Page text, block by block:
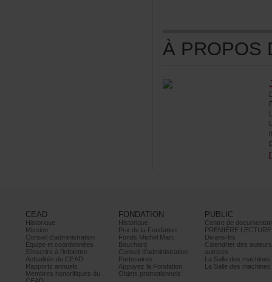
CEAD
Historique
Mission
Conseild’administration
Équipeetcoordonnées
S’inscrireàl’infolettre
ActualitésduCEAD
Rapportsannuels
Membreshonorifiquesdu
FONDATION
Historique
PrixdelaFondation
FondsMichelMarc
Bouchard
Conseild’administration
Partenaires
AppuyezlaFondation
Objetspromotionnels
PUBLIC
PREMIÈRELECTURE
Divans-lits
autrices